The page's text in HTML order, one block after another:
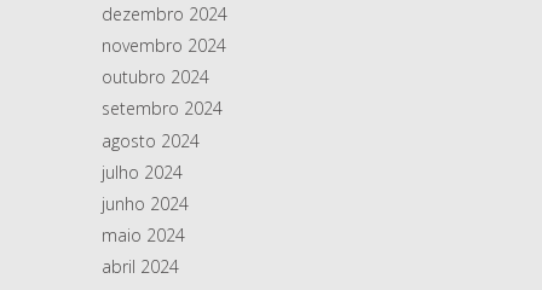
dezembro 2024
novembro 2024
outubro 2024
setembro 2024
agosto 2024
julho 2024
junho 2024
maio 2024
abril 2024